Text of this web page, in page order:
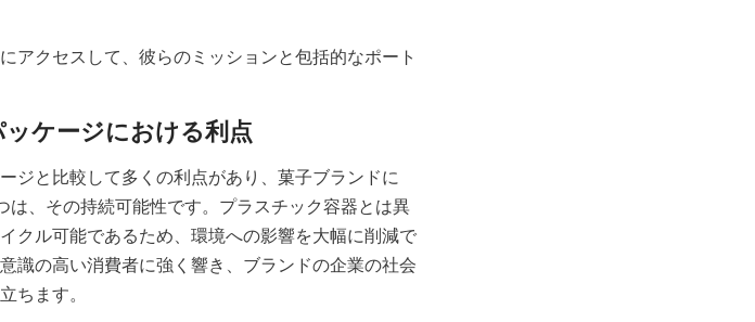
アクセスして、彼らのミッションと包括的なポート
ジと比較して多くの利点があり、菓子ブランドに
、その持続可能性です。プラスチック容器とは異
クル可能であるため、環境への影響を大幅に削減で
識の高い消費者に強く響き、ブランドの企業の社会
ちます。